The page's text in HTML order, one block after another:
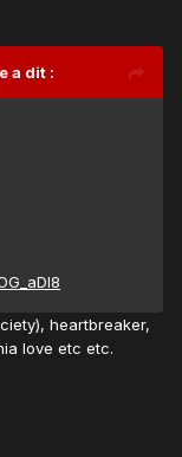
a dit :
heartbreaker,
love etc etc.